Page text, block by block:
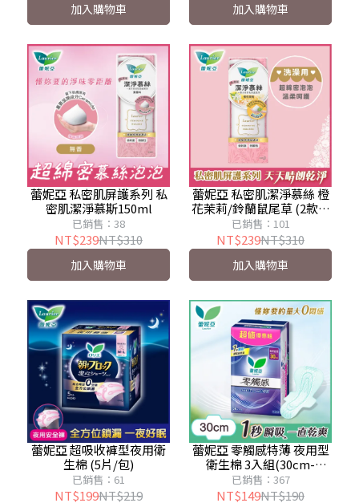
加入購物車 加入購物車
蕾妮亞 私密肌屏護系列 私
密肌潔淨慕斯150ml
已銷售：38
NT$239NT$310
加入購物車
蕾妮亞 私密肌潔淨慕絲 橙
花茉莉/鈴蘭鼠尾草 (2款任
選)
已銷售：101
NT$239NT$310
加入購物車
蕾妮亞 超吸收褲型夜用衛
生棉 (5片/包)
已銷售：61
NT$199NT$219
蕾妮亞 零觸感特薄 夜用型
衛生棉 3入組(30cm-
40cm)新舊包裝隨機出貨
已銷售：367
NT$149NT$190